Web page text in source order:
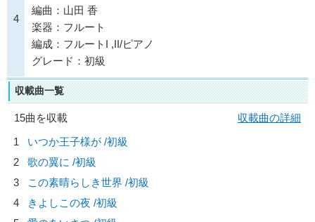
4
編曲：山田 香
楽器：フルート
編成：フルートI ,II/ピアノ
グレード：初級
収載曲一覧
15曲を収載
収載曲の詳細
1
いつか王子様が /初級
2
歌の翼に /初級
3
この素晴らしき世界 /初級
4
きよしこの夜 /初級